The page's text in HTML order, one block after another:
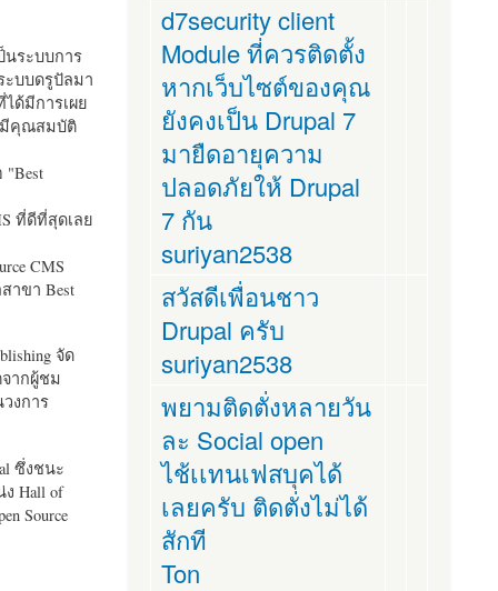
นระบบการ
ะบบดรูปัลมา
ด้มีการเผย
มีคุณสมบัติ
"Best
ที่ดีที่สุดเลย
CMS
าขา Best
จัด
ากผู้ชม
งการ
ซึ่งชนะ
Hall of
Source
d7security client
Module ที่ควรติดตั้ง
หากเว็บไซต์ของคุณ
ยังคงเป็น Drupal 7
มายืดอายุความ
ปลอดภัยให้ Drupal
7 กัน
suriyan2538
สวัสดีเพื่อนชาว
Drupal ครับ
suriyan2538
พยามติดตั่งหลายวัน
ละ Social open
ไช้เเทนเฟสบุคได้
เลยครับ ติดตั่งไม่ได้
สักที
Ton